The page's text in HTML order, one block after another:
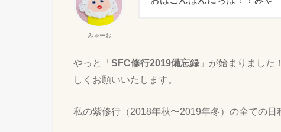
みゃーお
やっと「SFC修行2019備忘録 」が始まりました
しくお願いいたします。
私の紫修行（2018年秋〜2019年冬）の全ての日